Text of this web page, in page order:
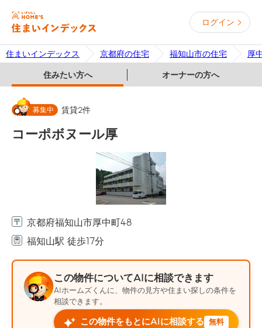
ログイン
住まいインデックス 京都府の住宅 福知山市の住宅 厚
住みたい方へ オーナーの方へ
募集中 賃貸2件
コーポボヌール厚
京都府福知山市厚中町48
福知山駅 徒歩17分
この物件についてAIに相談できます
AIホームズくんに、物件の見方や住まい探しの条件を
相談できます。
この物件をもとにAIに相談する 無料